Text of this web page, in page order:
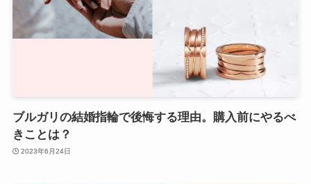
ブルガリの結婚指輪で後悔する理由。購入前にやるべ
きことは？
2023年6月24日